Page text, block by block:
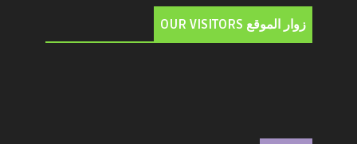
زوار الموقع OUR VISITORS